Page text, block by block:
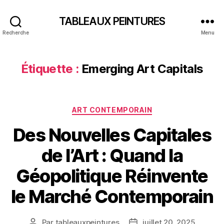
Recherche
TABLEAUX PEINTURES
Menu
Étiquette : Emerging Art Capitals
Catégories
ART CONTEMPORAIN
Des Nouvelles Capitales
de l’Art : Quand la
Géopolitique Réinvente
le Marché Contemporain
Par tableauxpeintures
juillet 20, 2025